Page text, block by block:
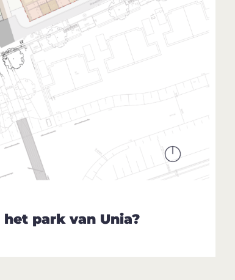
park van Unia?